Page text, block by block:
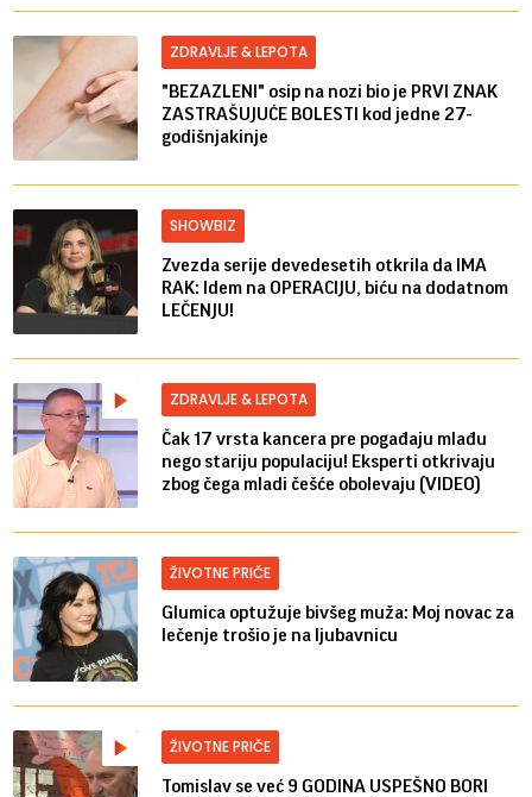
ZDRAVLJE & LEPOTA
"BEZAZLENI" osip na nozi bio je PRVI ZNAK
ZASTRAŠUJUĆE BOLESTI kod jedne 27-
godišnjakinje
SHOWBIZ
Zvezda serije devedesetih otkrila da IMA
RAK: Idem na OPERACIJU, biću na dodatnom
LEČENJU!
ZDRAVLJE & LEPOTA
Čak 17 vrsta kancera pre pogađaju mlađu
nego stariju populaciju! Eksperti otkrivaju
zbog čega mladi češće obolevaju (VIDEO)
ŽIVOTNE PRIČE
Glumica optužuje bivšeg muža: Moj novac za
lečenje trošio je na ljubavnicu
ŽIVOTNE PRIČE
Tomislav se već 9 GODINA USPEŠNO BORI